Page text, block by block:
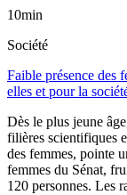
10min
Société
Faible présence des
elles et pour la
Dès le plus jeune
filières scientifiques
des femmes, pointe
femmes du Sénat,
120 personnes. Les